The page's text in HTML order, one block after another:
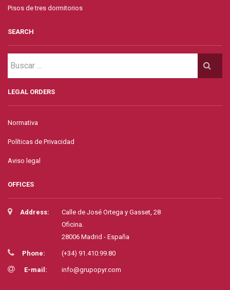
Pisos de tres dormitorios
SEARCH
LEGAL ORDERS
Normativa
Políticas de Privacidad
Aviso legal
OFFICES
Address:
Calle de José Ortega y Gasset, 28
Oficina.
28006 Madrid - España
Phone: (+34) 91.410.99.80
E-mail: info@grupopyr.com